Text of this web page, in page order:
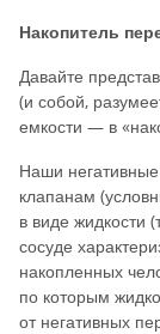
Накопитель
Давайте
(и собой,
емкости — в
Наши
клапанам
в виде жидкости
сосуде
накопленных
по которым
от негативных